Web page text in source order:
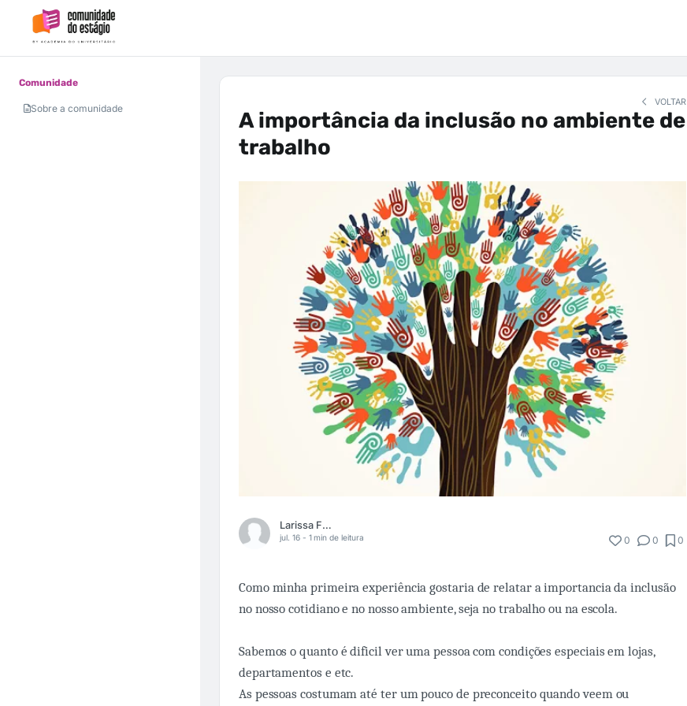
Comunidade
Sobre a comunidade
VOLTAR
A importância da inclusão no ambiente de
trabalho
Larissa Fernandes
jul. 16 - 1 min de leitura 0 0 0
Como minha primeira experiência gostaria de relatar a importancia da inclusão
no nosso cotidiano e no nosso ambiente, seja no trabalho ou na escola.
Sabemos o quanto é dificil ver uma pessoa com condições especiais em lojas,
departamentos e etc.
As pessoas costumam até ter um pouco de preconceito quando veem ou